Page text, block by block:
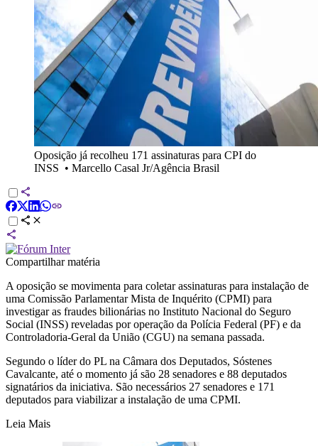
Oposição já recolheu 171 assinaturas para CPI do
INSS • Marcello Casal Jr/Agência Brasil
Compartilhar matéria
A oposição se movimenta para coletar assinaturas para instalação de
uma Comissão Parlamentar Mista de Inquérito (CPMI) para
investigar as fraudes bilionárias no Instituto Nacional do Seguro
Social (INSS) reveladas por operação da Polícia Federal (PF) e da
Controladoria-Geral da União (CGU) na semana passada.
Segundo o líder do PL na Câmara dos Deputados, Sóstenes
Cavalcante, até o momento já são 28 senadores e 88 deputados
signatários da iniciativa. São necessários 27 senadores e 171
deputados para viabilizar a instalação de uma CPMI.
Leia Mais